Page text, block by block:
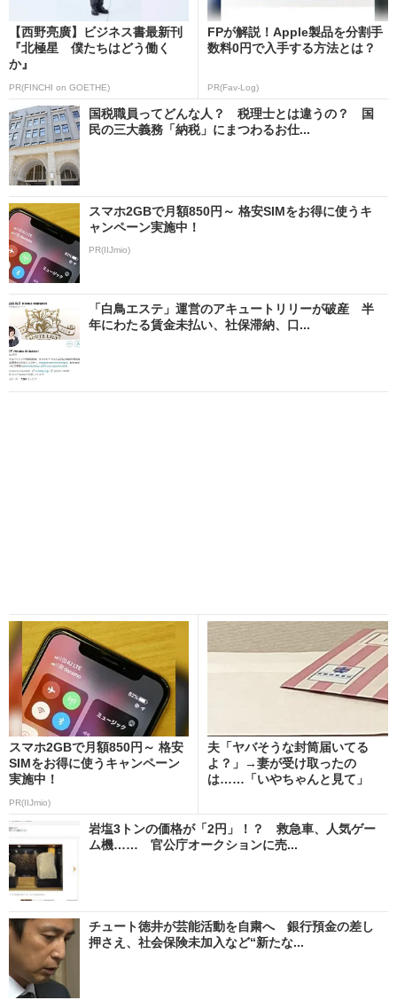
【西野亮廣】ビジネス書最新刊
『北極星 僕たちはどう働く
か』
PR(FINCHI on GOETHE)
FPが解説！Apple製品を分割手
数料0円で入手する方法とは？
PR(Fav-Log)
国税職員ってどんな人？ 税理士とは違うの？ 国
民の三大義務「納税」にまつわるお仕...
スマホ2GBで月額850円～ 格安SIMをお得に使うキ
ャンペーン実施中！
PR(IIJmio)
「白鳥エステ」運営のアキュートリリーが破産 半
年にわたる賃金未払い、社保滞納、口...
スマホ2GBで月額850円～ 格安
SIMをお得に使うキャンペーン
実施中！
PR(IIJmio)
夫「ヤバそうな封筒届いてる
よ？」→妻が受け取ったの
は……「いやちゃんと見て」
岩塩3トンの価格が「2円」！？ 救急車、人気ゲー
ム機…… 官公庁オークションに売...
チュート徳井が芸能活動を自粛へ 銀行預金の差し
押さえ、社会保険未加入など“新たな...